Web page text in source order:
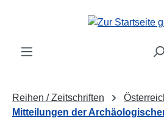
Zum Hauptinhalt springen
Reihen / Zeitschriften
Mitteilungen der